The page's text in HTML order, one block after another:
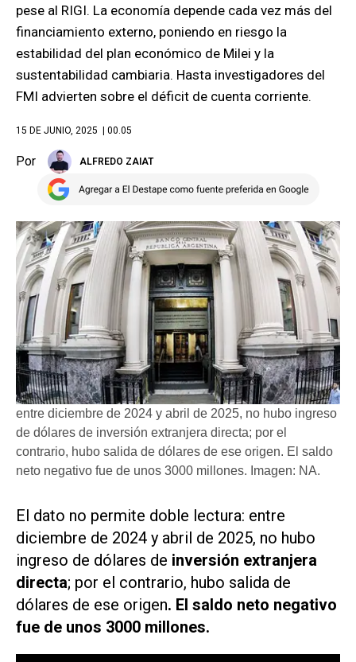
pese al RIGI. La economía depende cada vez más del
financiamiento externo, poniendo en riesgo la
estabilidad del plan económico de Milei y la
sustentabilidad cambiaria. Hasta investigadores del
FMI advierten sobre el déficit de cuenta corriente.
15 DE JUNIO, 2025 | 00.05
Por ALFREDO ZAIAT
entre diciembre de 2024 y abril de 2025, no hubo ingreso
de dólares de inversión extranjera directa; por el
contrario, hubo salida de dólares de ese origen. El saldo
neto negativo fue de unos 3000 millones. Imagen: NA.
El dato no permite doble lectura: entre
diciembre de 2024 y abril de 2025, no hubo
ingreso de dólares de inversión extranjera
directa; por el contrario, hubo salida de
dólares de ese origen. El saldo neto negativo
fue de unos 3000 millones.